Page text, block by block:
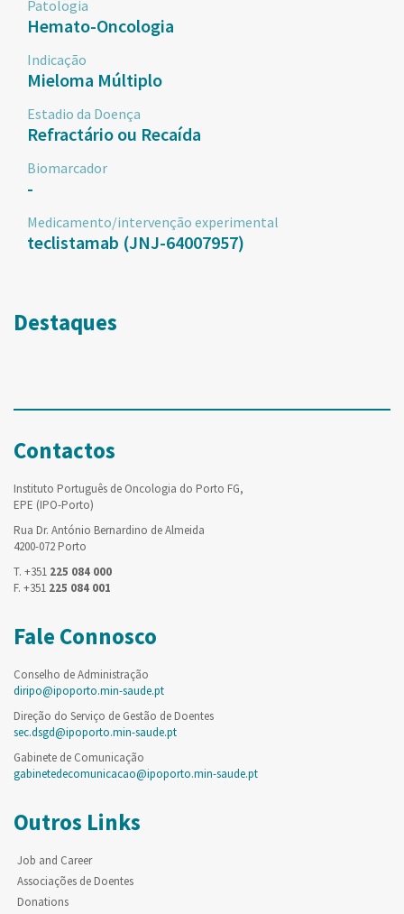
Patologia
Hemato-Oncologia
Indicação
Mieloma Múltiplo
Estadio da Doença
Refractário ou Recaída
Biomarcador
-
Medicamento/intervenção experimental
teclistamab (JNJ-64007957)
Destaques
Contactos
Instituto Português de Oncologia do Porto FG,
EPE (IPO-Porto)
Rua Dr. António Bernardino de Almeida
4200-072 Porto
T. +351 225 084 000
F. +351 225 084 001
Fale Connosco
Conselho de Administração
diripo@ipoporto.min-saude.pt
Direção do Serviço de Gestão de Doentes
sec.dsgd@ipoporto.min-saude.pt
Gabinete de Comunicação
gabinetedecomunicacao@ipoporto.min-saude.pt
Outros Links
Job and Career
Associações de Doentes
Donations